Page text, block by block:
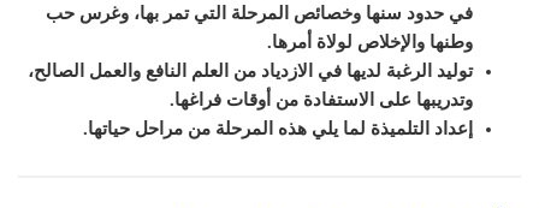
في حدود سنها وخصائص المرحلة التيتمر بها، وغرس حب
وطنها والإخلاص لولاة أمرها.
توليد الرغبة لديها في الازدياد من العلم النافع والعمل الصالح،
وتدريبها على الاستفادة من أوقات فراغها.
إعداد التلميذة لما يلي هذه المرحلة من مراحل حياتها.